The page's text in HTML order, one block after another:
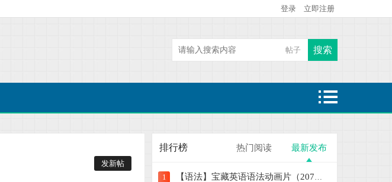
登录 立即注册
帖子 搜索
发新帖
排行榜 最新发布
热门阅读
1 【语法】宝藏英语语法动画片（207集） 学语